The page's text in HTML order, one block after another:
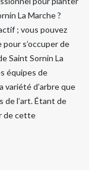
La Marche ?
; vous pouvez
s’occuper de
Saint Sornin La
équipes de
variété d’arbre que
de l’art. Étant de
de cette